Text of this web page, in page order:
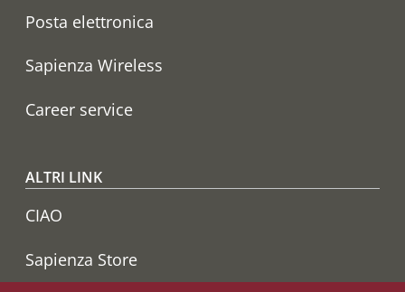
Posta elettronica
Sapienza Wireless
Career service
ALTRI LINK
CIAO
Sapienza Store